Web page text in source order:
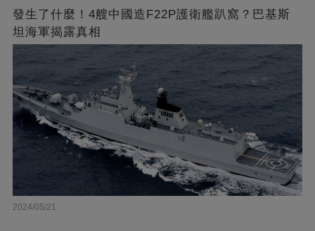
發生了什麼！4艘中國造F22P護衛艦趴窩？巴基斯
坦海軍揭露真相
2024/05/21